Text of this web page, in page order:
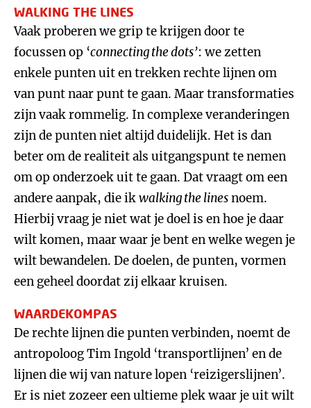
WALKING THE LINES
Vaak proberen we grip te krijgen door te
focussen op ‘connecting the dots’: we zetten
enkele punten uit en trekken rechte lijnen om
van punt naar punt te gaan. Maar transformaties
zijn vaak rommelig. In complexe veranderingen
zijn de punten niet altijd duidelijk. Het is dan
beter om de realiteit als uitgangspunt te nemen
om op onderzoek uit te gaan. Dat vraagt om een
andere aanpak, die ikwalking the linesnoem.
Hierbij vraag je niet wat je doel is en hoe je daar
wilt komen, maar waar je bent en welke wegen je
wilt bewandelen. De doelen, de punten, vormen
een geheel doordat zij elkaar kruisen.
WAARDEKOMPAS
De rechte lijnen die punten verbinden, noemt de
antropoloog Tim Ingold ‘transportlijnen’ en de
lijnen die wij van nature lopen ‘reizigerslijnen’.
Er is niet zozeer een ultieme plek waar je uit wilt